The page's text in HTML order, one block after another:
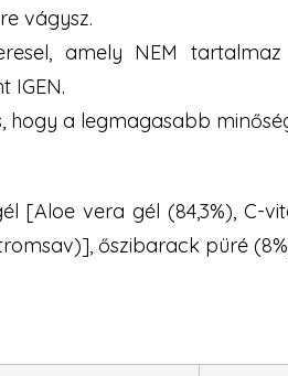
vágysz.
amely NEM tartalmaz
IGEN.
hogy a legmagasabb
[Aloe vera gél (84,3%), C-
őszibarack püré